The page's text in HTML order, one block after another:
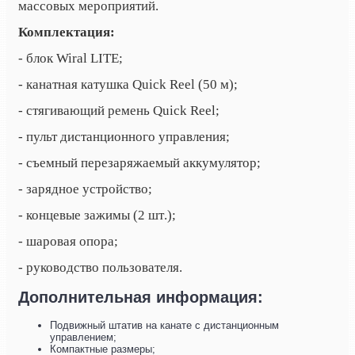
массовых мероприятий.
Комплектация:
- блок Wiral LITE;
- канатная катушка Quick Reel (50 м);
- стягивающий ремень Quick Reel;
- пульт дистанционного управления;
- съемный перезаряжаемый аккумулятор;
- зарядное устройство;
- концевые зажимы (2 шт.);
- шаровая опора;
- руководство пользователя.
Дополнительная информация:
Подвижный штатив на канате с дистанционным
управлением;
Компактные размеры;